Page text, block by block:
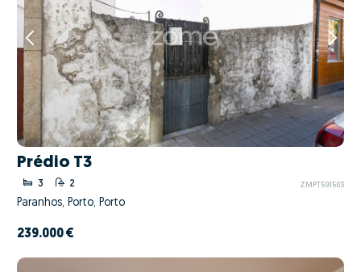
Prédio T3
3 2 ZMPT591503
Paranhos, Porto, Porto
239.000 €